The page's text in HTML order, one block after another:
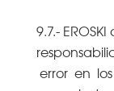
9.7.-
error en